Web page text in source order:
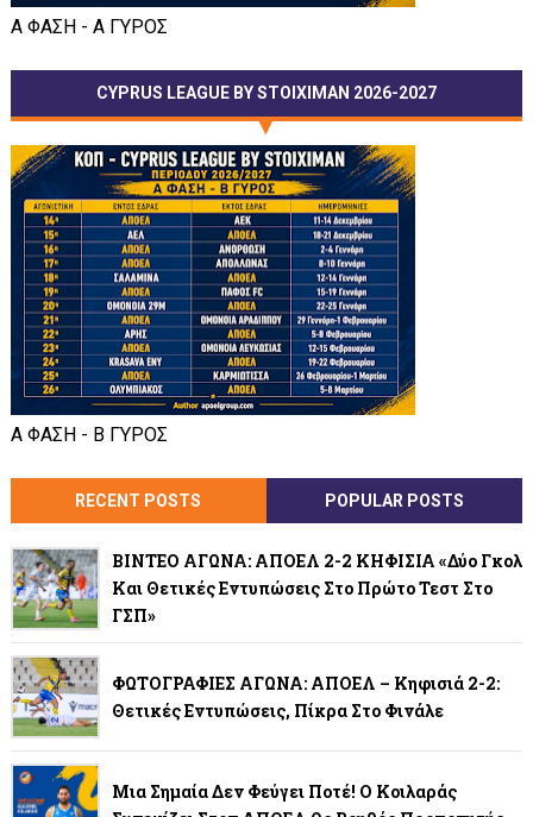
Α ΦΑΣΗ - Α ΓΥΡΟΣ
CYPRUS LEAGUE BY STOIXIMAN 2026-2027
Α ΦΑΣΗ - Β ΓΥΡΟΣ
RECENT POSTS POPULAR POSTS
ΒΙΝΤΕΟ ΑΓΩΝΑ: ΑΠΟΕΛ 2-2 ΚΗΦΙΣΙΑ «Δύο Γκολ
Και Θετικές Εντυπώσεις Στο Πρώτο Τεστ Στο
ΓΣΠ»
ΦΩΤΟΓΡΑΦΙΕΣ ΑΓΩΝΑ: ΑΠΟΕΛ – Κηφισιά 2-2:
Θετικές Εντυπώσεις, Πίκρα Στο Φινάλε
Μια Σημαία Δεν Φεύγει Ποτέ! Ο Κοιλαράς